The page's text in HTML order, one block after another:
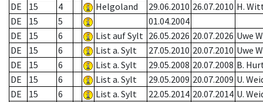
DE
15 4 Helgoland 29.06.2010 26.07.2010 H.
DE
15 5
01.04.2004
DE
15 6 List auf Sylt 26.05.2026 20.07.2026 Uwe
DE
15 6 List a. Sylt 27.05.2010 20.07.2010 Uwe
DE
15 6 List a. Sylt 29.05.2008 20.07.2008 B.
DE
15 6 List a. Sylt 29.05.2009 20.07.2009 U.
DE
15 6 List a. Sylt 22.05.2014 20.07.2014 U.